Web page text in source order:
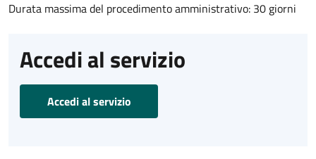
Durata massima del procedimento amministrativo: 30 giorni
Accedi al servizio
Accedi al servizio